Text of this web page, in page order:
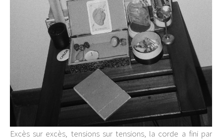
Excès sur excès, tensions sur tensions, la corde a fini par